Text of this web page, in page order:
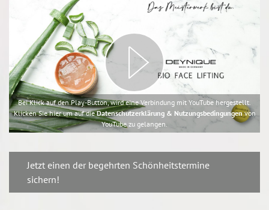
Bei Klick auf den Play-Button, wird eine Verbindung mit YouTube hergestellt.
Klicken Sie hier um auf dieDatenschutzerklärung & Nutzungsbedingungenvon
YouTube zu gelangen.
Jetzt einen der begehrten Schönheitstermine
sichern!